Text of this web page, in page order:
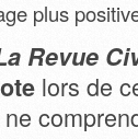
plus
Revue
lors de